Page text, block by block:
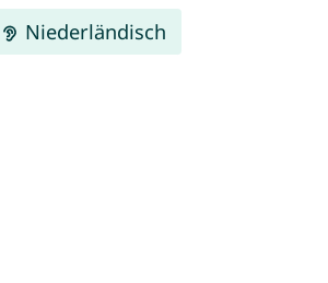
Niederländisch